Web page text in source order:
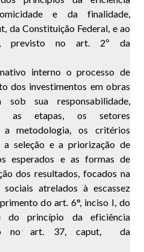
e da finalidade,
da Constituição Federal, e ao
previsto no art. 2º da
interno o processo de
dos investimentos em obras
sua responsabilidade,
as etapas, os setores
a metodologia, os critérios
seleção e a priorização de
esperados e as formas de
dos resultados, focados na
atrelados à escassez
do art. 6°, inciso I, do
do princípio da eficiência
no art. 37, caput, da